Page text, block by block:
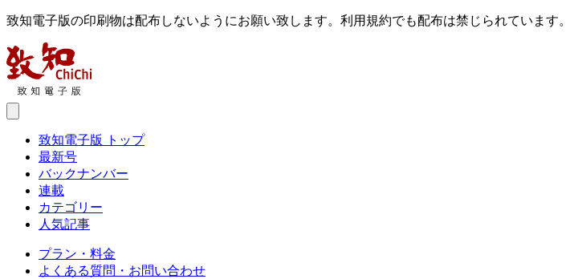
致知電子版の印刷物は配布しないようにお願い致します。利用規約でも配布は禁じられています。
致知電子版 トップ
最新号
バックナンバー
連載
カテゴリー
人気記事
プラン・料金
よくある質問・お問い合わせ